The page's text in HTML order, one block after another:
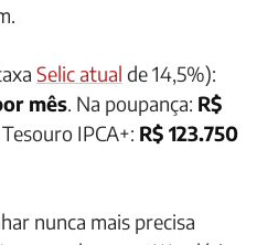
Selic atual de 14,5%):
mês. Na poupança: R$
IPCA+: R$ 123.750
nunca mais precisa